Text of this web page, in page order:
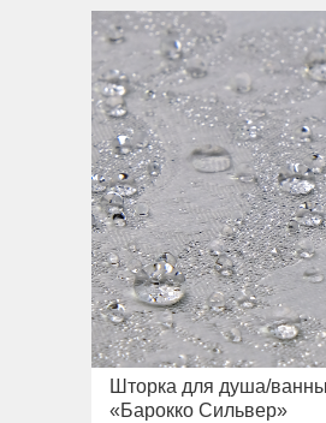
Шторка для душа/
«Барокко Сильвер»